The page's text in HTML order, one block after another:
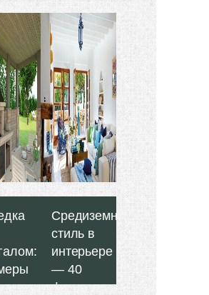
Средиземноморский
стиль в
интерьере
— 40
фото